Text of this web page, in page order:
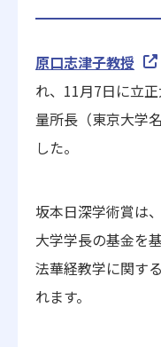
地歴甲子園
原口志津子教授
れ、11月7日に立
量所長（東京大学
した。
坂本日深学術賞は
大学学長の基金を
法華経教学に関す
れます。